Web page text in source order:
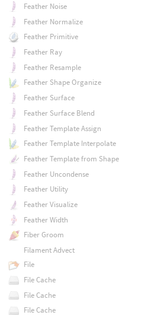
Feather Noise
Feather Normalize
Feather Primitive
Feather Ray
Feather Resample
Feather Shape Organize
Feather Surface
Feather Surface Blend
Feather Template Assign
Feather Template Interpolate
Feather Template from Shape
Feather Uncondense
Feather Utility
Feather Visualize
Feather Width
Fiber Groom
Filament Advect
File
File Cache
File Cache
File Cache